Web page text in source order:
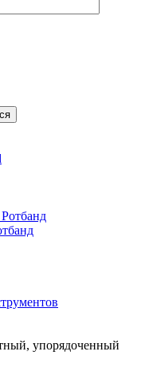
упорядоченный